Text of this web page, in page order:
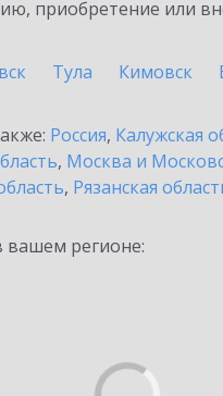
приобретение или
Тула Кимовск
Россия, Калужская
, Москва и
, Рязанская
вашем регионе: